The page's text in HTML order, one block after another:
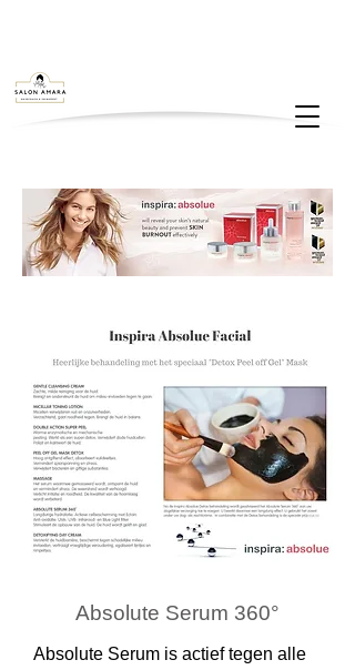
Absolute Serum 360°​
Absolute Serum is actief tegen alle